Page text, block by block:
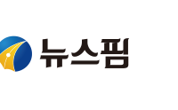
주의보…10일까지 최대 3.5m
사망 23명…정부, 비상대응기